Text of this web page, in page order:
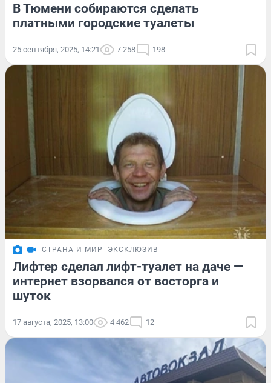
В Тюмени собираются сделать
платными городские туалеты
25 сентября, 2025, 14:21 7 258 198
СТРАНА И МИР ЭКСКЛЮЗИВ
Лифтер сделал лифт-туалет на даче —
интернет взорвался от восторга и
шуток
17 августа, 2025, 13:00 4 462 12